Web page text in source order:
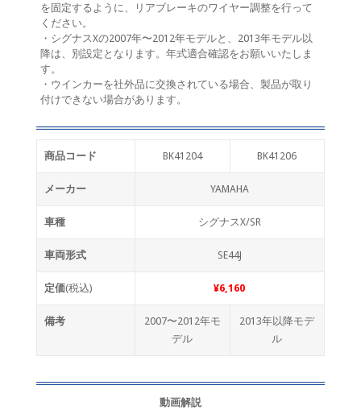
を固定するように、リアブレーキのワイヤー調整を行って
ください。
・シグナスXの2007年〜2012年モデルと、2013年モデル以
降は、別設定となります。年式適合確認をお願いいたしま
す。
・ウインカーを社外品に交換されている場合、製品が取り
付けできない場合があります。
商品コード BK41204 BK41206
メーカー YAMAHA
車種 シグナスX/SR
車両形式 SE44J
定価(税込) ¥6,160
備考
2007〜2012年モ
デル
2013年以降モデ
ル
動画解説